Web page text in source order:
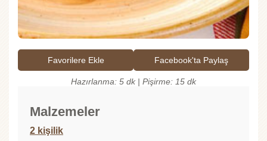
Favorilere Ekle Facebook'ta Paylaş
Hazırlanma: 5 dk | Pişirme: 15 dk
Malzemeler
2 kişilik